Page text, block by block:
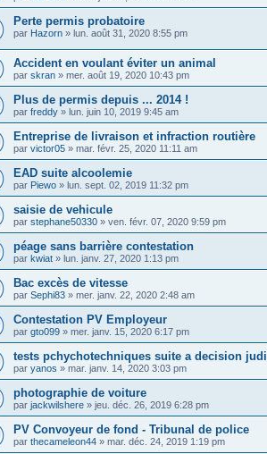
Perte permis probatoire
par Hazorn » lun. août 31, 2020 8:55 pm
Accident en voulant éviter un animal
par skran » mer. août 19, 2020 10:43 pm
Plus de permis depuis ... 2014 !
par freddy » lun. juin 10, 2019 9:45 am
Entreprise de livraison et infraction routière
par victor05 » mar. févr. 25, 2020 11:11 am
EAD suite alcoolemie
par Piewo » lun. sept. 02, 2019 11:32 pm
saisie de vehicule
par stephane50330 » ven. févr. 07, 2020 9:59 pm
péage sans barrière contestation
par kwiat » lun. janv. 27, 2020 1:13 pm
Bac excès de vitesse
par Sephi83 » mer. janv. 22, 2020 2:48 am
Contestation PV Employeur
par gto099 » mer. janv. 15, 2020 6:17 pm
tests pchychotechniques suite a decision
par yanos » mar. janv. 14, 2020 3:03 pm
photographie de voiture
par jackwilshere » jeu. déc. 26, 2019 6:28 pm
PV Convoyeur de fond - Tribunal de police
par thecameleon44 » mar. déc. 24, 2019 1:19 pm